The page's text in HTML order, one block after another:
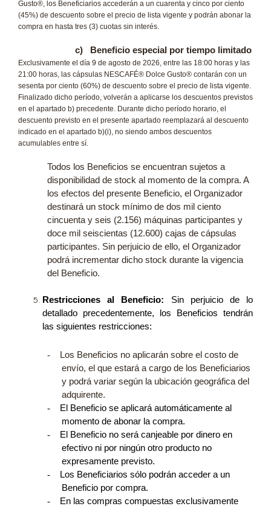
Gusto®, los Beneficiarios accederán a un cuarenta y cinco por ciento
(45%) de descuento sobre el precio de lista vigente y podrán abonar la
compra en hasta tres (3) cuotas sin interés.
c) Beneficio especial por tiempo limitado
Exclusivamente el día 9 de agosto de 2026, entre las 18:00 horas y las
21:00 horas, las cápsulas NESCAFÉ® Dolce Gusto® contarán con un
sesenta por ciento (60%) de descuento sobre el precio de lista vigente.
Finalizado dicho período, volverán a aplicarse los descuentos previstos
en el apartado b) precedente. Durante dicho período horario, el
descuento previsto en el presente apartado reemplazará al descuento
indicado en el apartado b)(i), no siendo ambos descuentos
acumulables entre sí.
Todos los Beneficios se encuentran sujetos a
disponibilidad de stock al momento de la compra. A
los efectos del presente Beneficio, el Organizador
destinará un stock mínimo de dos mil ciento
cincuenta y seis (2.156) máquinas participantes y
doce mil seiscientas (12.600) cajas de cápsulas
participantes. Sin perjuicio de ello, el Organizador
podrá incrementar dicho stock durante la vigencia
del Beneficio.
Restricciones al Beneficio: Sin perjuicio de lo
detallado precedentemente, los Beneficios tendrán
las siguientes restricciones:
-
Los Beneficios no aplicarán sobre el costo de
envío, el que estará a cargo de los Beneficiarios
y podrá variar según la ubicación geográfica del
adquirente.
-
El Beneficio se aplicará automáticamente al
momento de abonar la compra.
-
El Beneficio no será canjeable por dinero en
efectivo ni por ningún otro producto no
expresamente previsto.
-
Los Beneficiarios sólo podrán acceder a un
Beneficio por compra.
-
En las compras compuestas exclusivamente